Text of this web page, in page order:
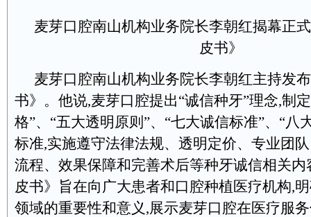
麦芽口腔南山机构业务院长李朝红揭幕正
皮书》
麦芽口腔南山机构业务院长李朝红主持发
书》。他说,麦芽口腔提出“诚信种牙”理念,制
格”、“五大透明原则”、“七大诚信标准”、“八
标准,实施遵守法律法规、透明定价、专业团
流程、效果保障和完善术后等种牙诚信相关
皮书》旨在向广大患者和口腔种植医疗机构,
领域的重要性和意义,展示麦芽口腔在医疗服